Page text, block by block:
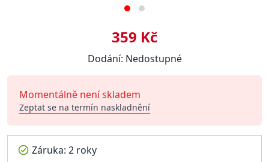
359 Kč
Dodání: Nedostupné
Momentálně není skladem
Zeptat se na termín naskladnění
Záruka: 2 roky